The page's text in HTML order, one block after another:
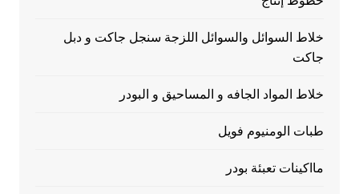
خلاط السوائل والسوائل اللزجة سنجل جاكت و دبل
جاكت
خلاط المواد الجافه و المساحيق و البودر
طبات الومنيوم فويل
مااكينات تعبئة بودر